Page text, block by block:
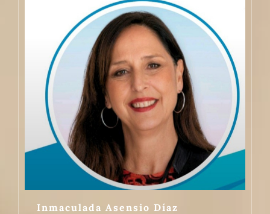
Inmaculada Asensio Díaz